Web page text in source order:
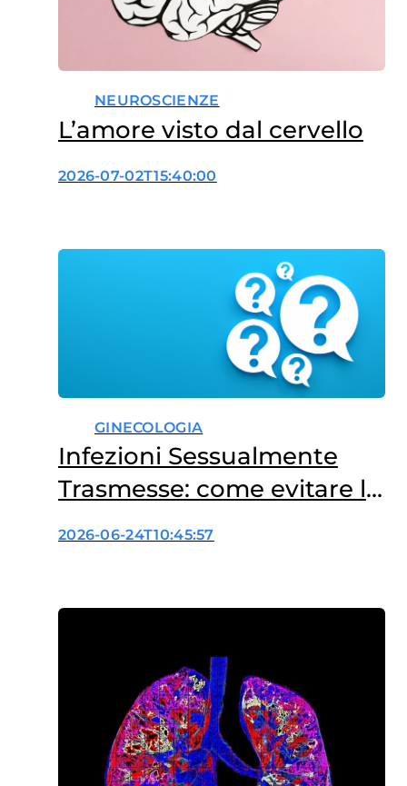
NEUROSCIENZE
L’amore visto dal cervello
2026-07-02T15:40:00
GINECOLOGIA
Infezioni Sessualmente
Trasmesse: come evitare le
fake news?
2026-06-24T10:45:57